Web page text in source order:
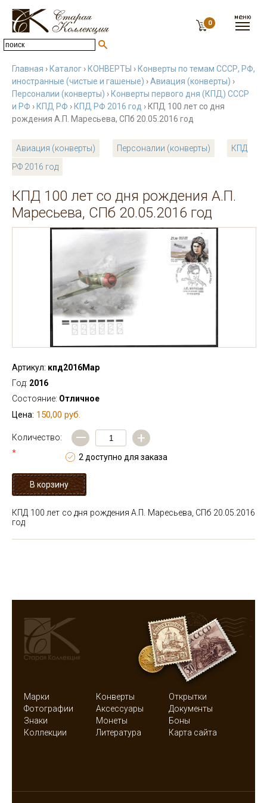
0
Главная › Каталог › КОНВЕРТЫ › Конверты по темам СССР, РФ,
иностранные (чистые и гашеные) ›Авиация (конверты) ›
Персоналии (конверты) › Конверты первого дня (КПД) СССР
и РФ › КПД РФ › КПД РФ 2016 год › КПД 100 лет со дня
рождения А.П. Маресьева, СПб 20.05.2016 год
Авиация (конверты) Персоналии (конверты)
КПД
РФ 2016 год
КПД 100 лет со дня рождения А.П.
Маресьева, СПб 20.05.2016 год
Артикул: кпд2016Мар
Год: 2016
Состояние: Отличное
Цена: 150,00 руб.
Количество:
*
— +
2 доступно для заказа
КПД 100 лет со дня рождения А.П. Маресьева, СПб 20.05.2016
год
Марки Конверты
Открытки
Фотографии
Аксессуары
Документы
Знаки
Монеты
Боны
Коллекции
Литература Карта сайта